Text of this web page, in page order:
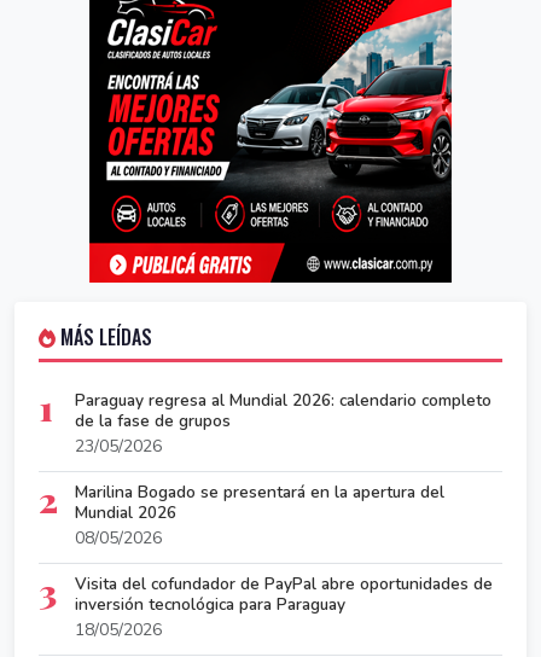
MÁS LEÍDAS
1
Paraguay regresa al Mundial 2026: calendario completo
de la fase de grupos
23/05/2026
2
Marilina Bogado se presentará en la apertura del
Mundial 2026
08/05/2026
3
Visita del cofundador de PayPal abre oportunidades de
inversión tecnológica para Paraguay
18/05/2026